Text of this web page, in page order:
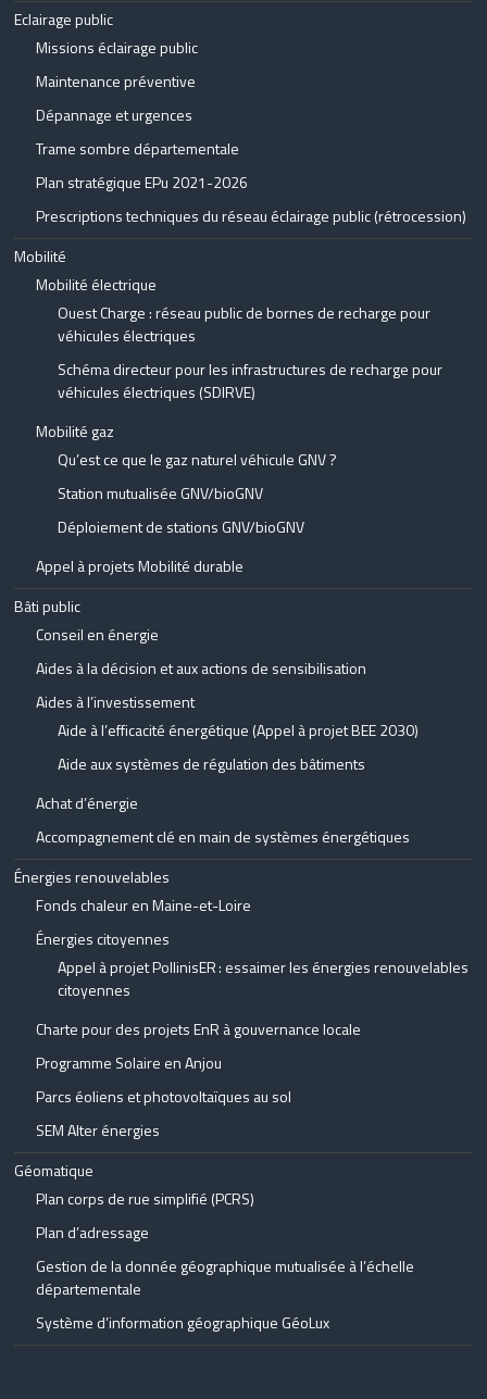
Eclairage public
Missions éclairage public
Maintenance préventive
Dépannage et urgences
Trame sombre départementale
Plan stratégique EPu 2021-2026
Prescriptions techniques du réseau éclairage public (rétrocession)
Mobilité
Mobilité électrique
Ouest Charge : réseau public de bornes de recharge pour
véhicules électriques
Schéma directeur pour les infrastructures de recharge pour
véhicules électriques (SDIRVE)
Mobilité gaz
Qu’est ce que le gaz naturel véhicule GNV ?
Station mutualisée GNV/bioGNV
Déploiement de stations GNV/bioGNV
Appel à projets Mobilité durable
Bâti public
Conseil en énergie
Aides à la décision et aux actions de sensibilisation
Aides à l’investissement
Aide à l’efficacité énergétique (Appel à projet BEE 2030)
Aide aux systèmes de régulation des bâtiments
Achat d’énergie
Accompagnement clé en main de systèmes énergétiques
Énergies renouvelables
Fonds chaleur en Maine-et-Loire
Énergies citoyennes
Appel à projet PollinisER : essaimer les énergies renouvelables
citoyennes
Charte pour des projets EnR à gouvernance locale
Programme Solaire en Anjou
Parcs éoliens et photovoltaïques au sol
SEM Alter énergies
Géomatique
Plan corps de rue simplifié (PCRS)
Plan d’adressage
Gestion de la donnée géographique mutualisée à l’échelle
départementale
Système d’information géographique GéoLux